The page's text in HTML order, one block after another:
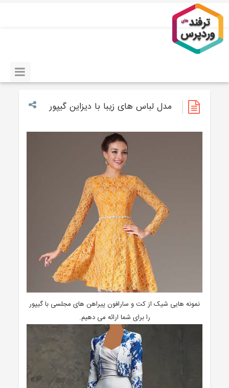
مدل لباس های زیبا با دیزاین گیپور
نمونه هایی شیک از کت و سارافون پیراهن های مجلسی با گیپور
را برای شما ارائه می دهیم.